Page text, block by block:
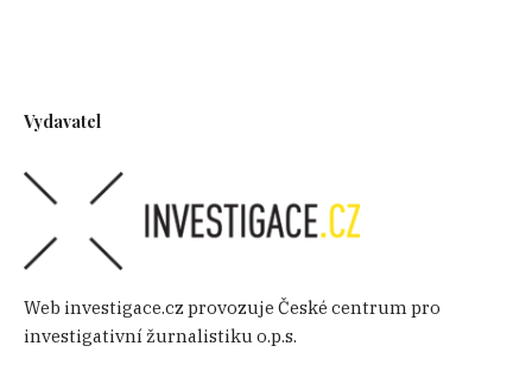
Vydavatel
Web investigace.cz provozuje České centrum pro
investigativní žurnalistiku o.p.s.